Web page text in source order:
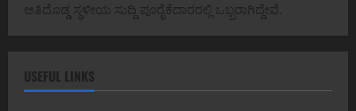
ಅತಿದೊಡ್ಡ ಸ್ಥಳೀಯ ಸುದ್ದಿ ಪೂರೈಕೆದಾರರಲ್ಲಿ ಒಬ್ಬರಾಗಿದ್ದೇವೆ.
USEFUL LINKS